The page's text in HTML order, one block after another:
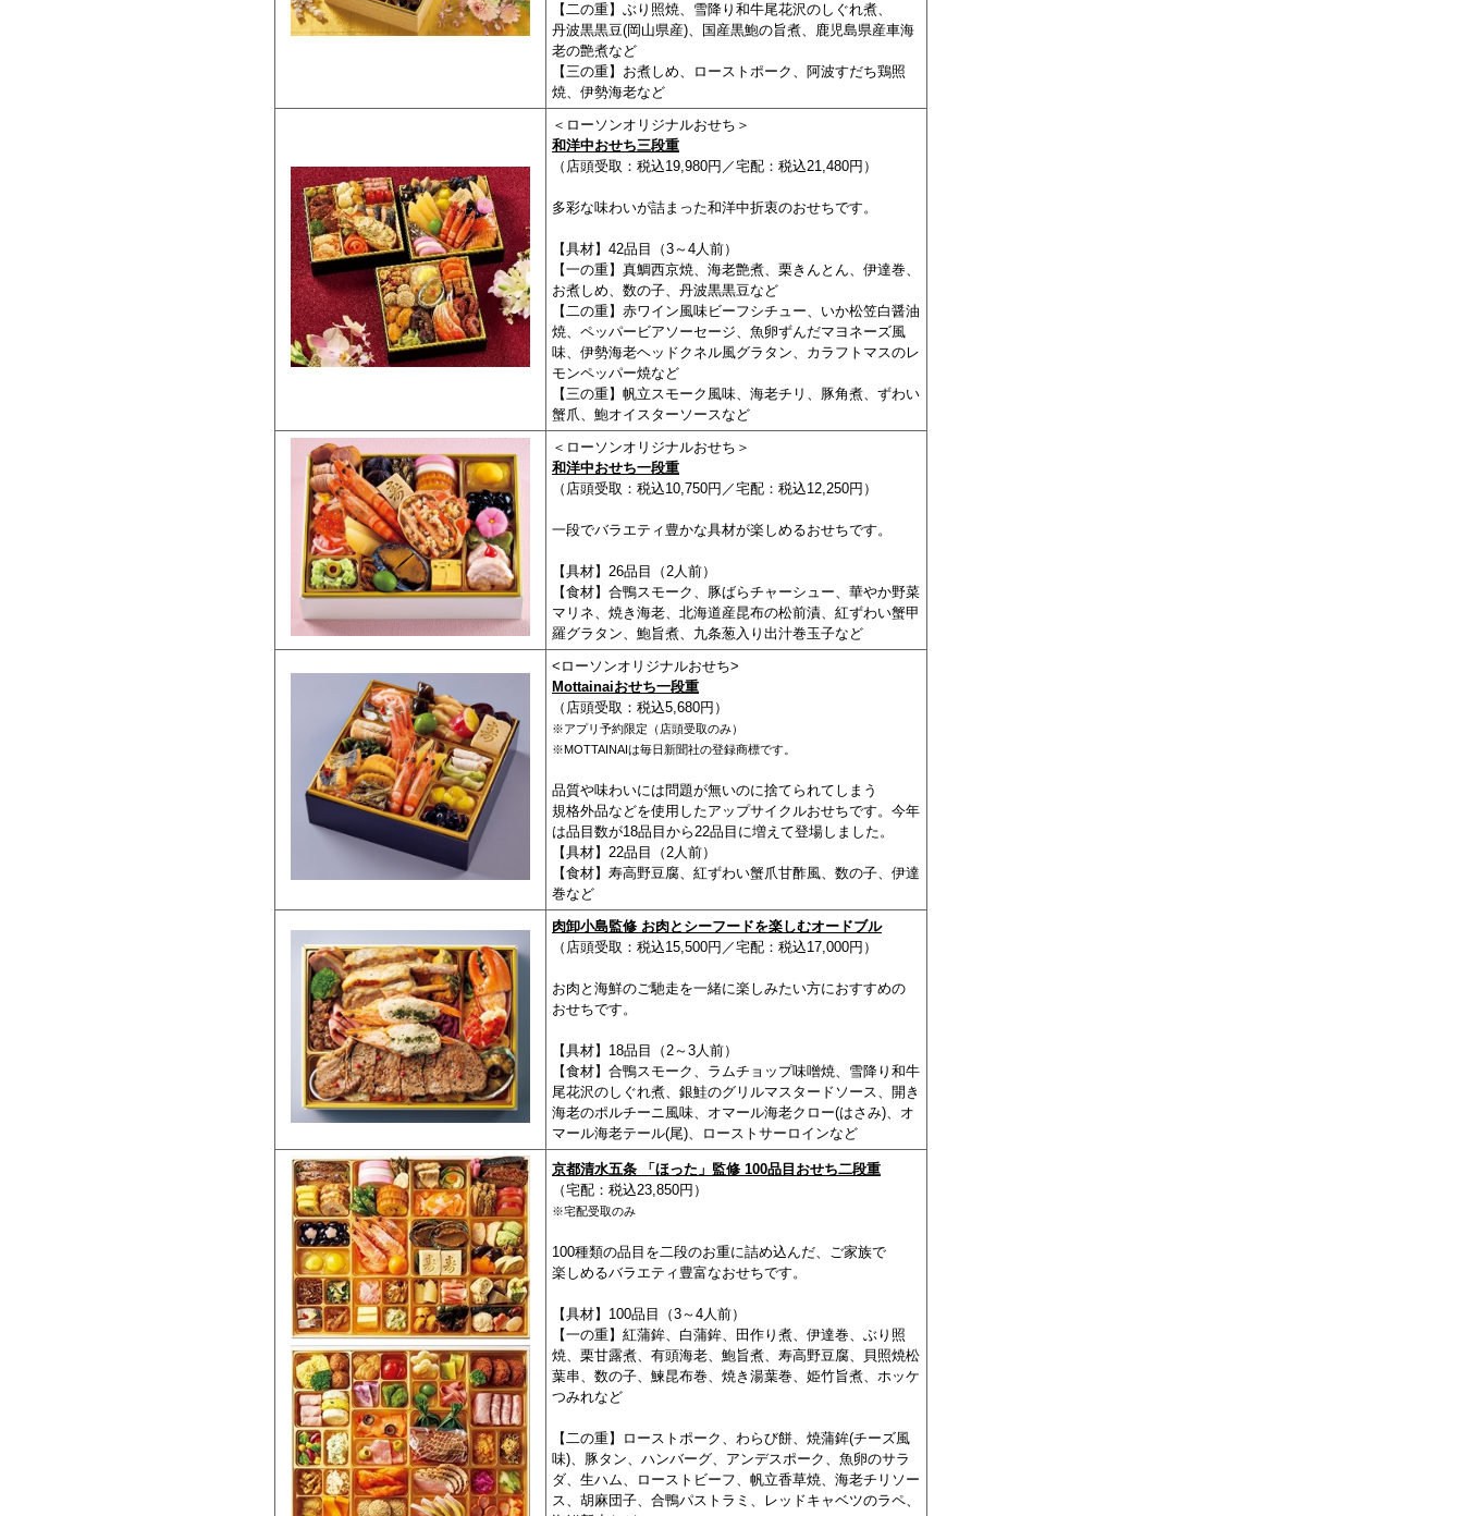
【二の重】ぶり照焼、雪降り和牛尾花沢のしぐれ煮、
丹波黒黒豆(岡山県産)、国産黒鮑の旨煮、鹿児島県産車海
老の艶煮など
【三の重】お煮しめ、ローストポーク、阿波すだち鶏照
焼、伊勢海老など
＜ローソンオリジナルおせち＞
和洋中おせち三段重
（店頭受取：税込19,980円／宅配：税込21,480円）
多彩な味わいが詰まった和洋中折衷のおせちです。
【具材】42品目（3～4人前）
【一の重】真鯛西京焼、海老艶煮、栗きんとん、伊達巻、
お煮しめ、数の子、丹波黒黒豆など
【二の重】赤ワイン風味ビーフシチュー、いか松笠白醤油
焼、ペッパービアソーセージ、魚卵ずんだマヨネーズ風
味、 伊勢海老ヘッドクネル風グラタン、カラフトマスのレ
モンペッパー焼など
【三の重】帆立スモーク風味、海老チリ、豚角煮、 ずわい
蟹爪、鮑オイスターソースなど
＜ローソンオリジナルおせち＞
和洋中おせち一段重
（店頭受取：税込10,750円／宅配：税込12,250円）
一段でバラエティ豊かな具材が楽しめるおせちです。
【具材】26品目（2人前）
【食材】合鴨スモーク、豚ばらチャーシュー、華やか野菜
マリネ、焼き海老、北海道産昆布の松前漬、紅ずわい蟹甲
羅グラタン、鮑旨煮、九条葱入り出汁巻玉子など
<ローソンオリジナルおせち>
Mottainaiおせち一段重
（店頭受取：税込5,680円）
※アプリ予約限定（店頭受取のみ）
※MOTTAINAIは毎日新聞社の登録商標です。
品質や味わいには問題が無いのに捨てられてしまう
規格外品などを使用したアップサイクルおせちです。今年
は品目数が18品目から22品目に増えて登場しました。
【具材】22品目（2人前）
【食材】寿高野豆腐、紅ずわい蟹爪甘酢風、数の子、 伊達
巻など
肉卸小島監修 お肉とシーフードを楽しむオードブル
（店頭受取：税込15,500円／宅配：税込17,000円）
お肉と海鮮のご馳走を一緒に楽しみたい方におすすめの
おせちです。
【具材】18品目（2～3人前）
【食材】合鴨スモーク、ラムチョップ味噌焼、雪降り和牛
尾花沢のしぐれ煮、銀鮭のグリルマスタードソース、開き
海老のポルチーニ風味、オマール海老クロー(はさみ)、オ
マール海老テール(尾)、ローストサーロインなど
京都清水五条 「ほった」監修 100品目おせち二段重
（宅配：税込23,850円）
※宅配受取のみ
100種類の品目を二段のお重に詰め込んだ、ご家族で
楽しめるバラエティ豊富なおせちです。
【具材】100品目（3～4人前）
【一の重】紅蒲鉾、白蒲鉾、田作り煮、伊達巻、ぶり照
焼、栗甘露煮、有頭海老、鮑旨煮、寿高野豆腐、貝照焼松
葉串、数の子、鰊昆布巻、焼き湯葉巻、姫竹旨煮、ホッケ
つみれなど
【二の重】ローストポーク、わらび餅、焼蒲鉾(チーズ風
味)、豚タン、ハンバーグ、アンデスポーク、魚卵のサラ
ダ、 生ハム、ローストビーフ、帆立香草焼、海老チリソー
ス、 胡麻団子、合鴨パストラミ、レッドキャベツのラペ、